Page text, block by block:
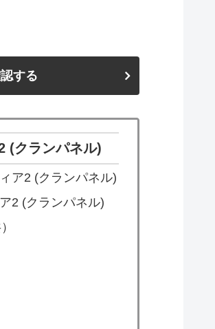
する
(クランパネル)
ア2 (クランパネル)
2 (クランパネル)